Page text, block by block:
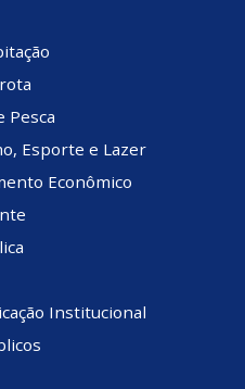
Pesca
Esporte e Lazer
Econômico
Institucional